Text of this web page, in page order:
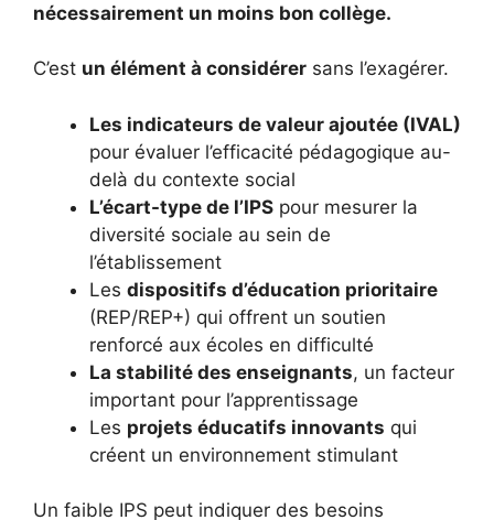
nécessairement un moins bon collège.
C’est un élément à considérer sans l’exagérer.
Les indicateurs de valeur ajoutée (IVAL)
pour évaluer l’efficacité pédagogique au-
delà du contexte social
L’écart-type de l’IPS pour mesurer la
diversité sociale au sein de
l’établissement
Les dispositifs d’éducation prioritaire
(REP/REP+) qui offrent un soutien
renforcé aux écoles en difficulté
La stabilité des enseignants, un facteur
important pour l’apprentissage
Les projets éducatifs innovants qui
créent un environnement stimulant
Un faible IPS peut indiquer des besoins